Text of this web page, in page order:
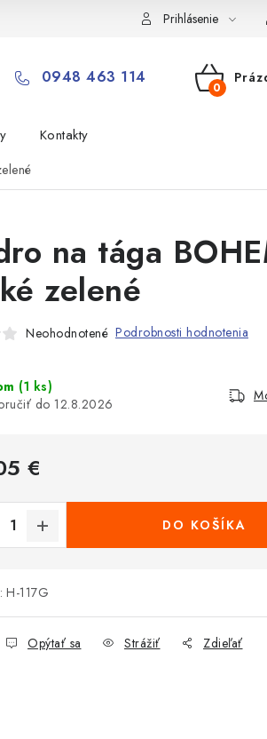
Prihlásenie
0948 463 114
Kontakty
na tága
zelené
Neohodnotené Podrobnosti hodnotenia
(1 ks)
12.8.2026
€
DO KOŠÍKA
H-117G
Opýtať sa Strážiť Zdieľať